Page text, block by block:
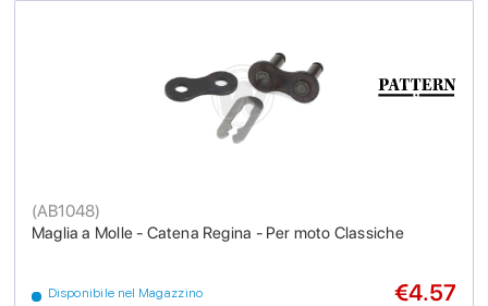
Maglia a Molle - Catena Regina - Per moto Classiche
(AB1048)
Disponibile nel Magazzino
€4.57